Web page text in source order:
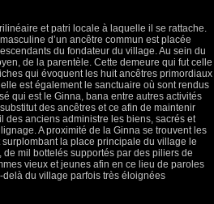
et patri locale à laquelle il se rattache.
d’un ancêtre commun est placée
du fondateur du village. Au sein du
de la parentèle. Cette demeure qui fut celle
qui évoquent les huit ancêtres primordiaux
est également le sanctuaire où sont rendus
qui est le Ginna, bana entre autres activités
des ancêtres et ce afin de maintenir
des anciens administre les biens, sacrés et
A proximité de la Ginna se trouvent les
la place principale du village le
mil bottelés supportés par des piliers de
vieux et jeunes afin en ce lieu de paroles
du village parfois très éloignées